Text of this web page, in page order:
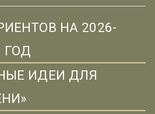
НА 2026-
ГОД
ИДЕИ ДЛЯ